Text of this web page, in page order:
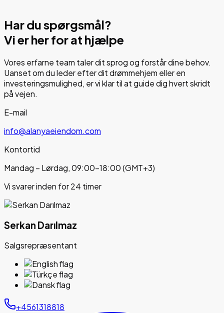
Har du spørgsmål?
Vi er her for at hjælpe
Vores erfarne team taler dit sprog og forstår dine behov.
Uanset om du leder efter dit drømmehjem eller en
investeringsmulighed, er vi klar til at guide dig hvert skridt
på vejen.
E-mail
info@alanyaeiendom.com
Kontortid
Mandag – Lørdag, 09:00–18:00 (GMT+3)
Vi svarer inden for 24 timer
Serkan Darılmaz
Salgsrepræsentant
+4561318818